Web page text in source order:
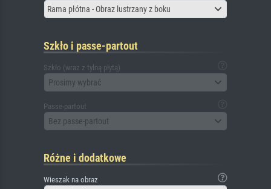
Rama płótna - Obraz lustrzany z boku
Szkło i passe-partout
Szkło (wraz z tylną płytą)
Prosimy wybrać
Passe-partout
Bez passe-partout
Różne i dodatkowe
Wieszak na obraz